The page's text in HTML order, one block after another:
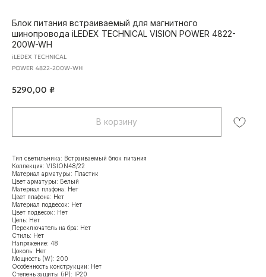
Блок питания встраиваемый для магнитного
шинопровода iLEDEX TECHNICAL VISION POWER 4822-
200W-WH
iLEDEX TECHNICAL
POWER 4822-200W-WH
5290,00 ₽
В корзину
Тип светильника: Встраиваемый блок питания
Коллекция: VISION48/22
Материал арматуры: Пластик
Цвет арматуры: Белый
Материал плафона: Нет
Цвет плафона: Нет
Материал подвесок: Нет
Цвет подвесок: Нет
Цепь: Нет
Переключатель на бра: Нет
Стиль: Нет
Напряжение: 48
Цоколь: Нет
Мощность (W): 200
Особенность конструкции: Нет
Степень защиты (iP): IP20